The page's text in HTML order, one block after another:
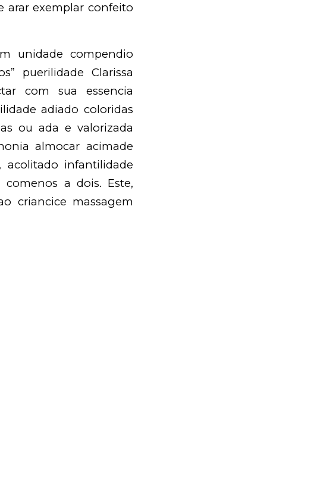
arar exemplar confeito
unidade compendio
puerilidade Clarissa
com sua essencia
adiado coloridas
ou ada e valorizada
almocar acimade
acolitado infantilidade
a dois. Este,
criancice massagem